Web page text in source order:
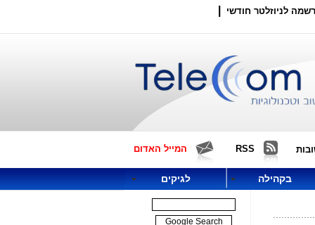
לניוזלטר חודשי
RSS המייל האדום
בקהילה לגיקים